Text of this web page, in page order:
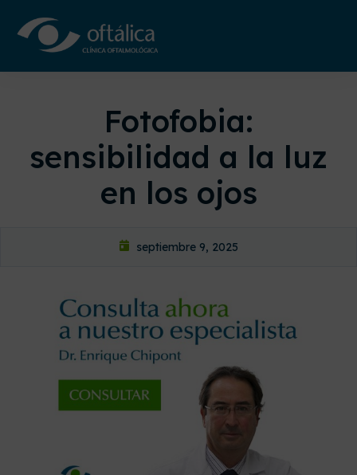
Fotofobia:
sensibilidad a la luz
en los ojos
septiembre 9, 2025